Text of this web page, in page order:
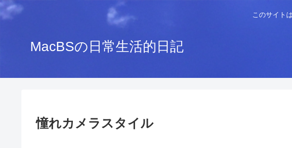
このサイト
MacBSの日常生活的日記
憧れカメラスタイル